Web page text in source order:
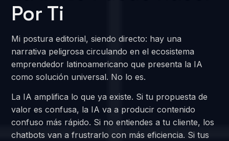
Por Ti
Mi postura editorial, siendo directo: hay una
narrativa peligrosa circulando en el ecosistema
emprendedor latinoamericano que presenta la IA
como solución universal. No lo es.
La IA amplifica lo que ya existe. Si tu propuesta de
valor es confusa, la IA va a producir contenido
confuso más rápido. Si no entiendes a tu cliente, los
chatbots van a frustrarlo con más eficiencia. Si tus